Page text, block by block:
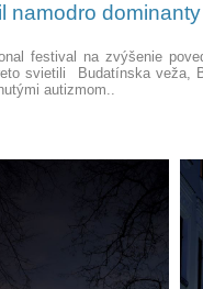
namodro
festival na zvýšenie
svietili Budatínska veža,
autizmom..